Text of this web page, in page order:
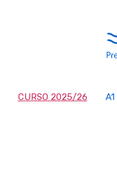
CURSO 2025/26